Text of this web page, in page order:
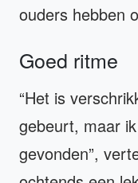
ouders hebben
Goed ritme
“Het is
gebeurt, maar
gevonden”,